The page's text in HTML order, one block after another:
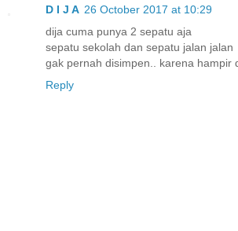
D I J A 26 October 2017 at 10:29
dija cuma punya 2 sepatu aja
sepatu sekolah dan sepatu jalan jalan
gak pernah disimpen.. karena hampir
Reply